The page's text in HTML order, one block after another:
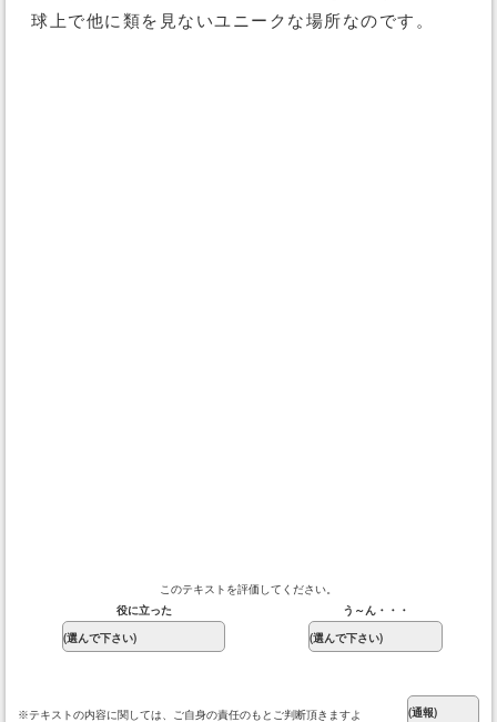
球上で他に類を見ないユニークな場所なのです。
このテキストを評価してください。
役に立った
う～ん・・・
※テキストの内容に関しては、ご自身の責任のもとご判断頂きますよ